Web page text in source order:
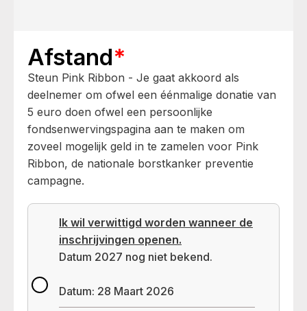
Afstand*
Steun Pink Ribbon - Je gaat akkoord als
deelnemer om ofwel een éénmalige donatie van
5 euro doen ofwel een persoonlijke
fondsenwervingspagina aan te maken om
zoveel mogelijk geld in te zamelen voor Pink
Ribbon, de nationale borstkanker preventie
campagne.
Ik wil verwittigd worden wanneer de
inschrijvingen openen.
Datum 2027 nog niet bekend.
Datum: 28 Maart 2026